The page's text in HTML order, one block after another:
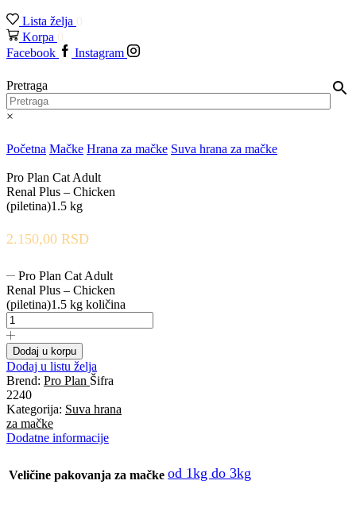
Lista želja 0
Korpa 0
Facebook
Instagram
Pretraga
×
Početna Mačke Hrana za mačke Suva hrana za mačke
Pro Plan Cat Adult
Renal Plus – Chicken
(piletina)1.5 kg
2.150,00 RSD
Pro Plan Cat Adult
Renal Plus – Chicken
(piletina)1.5 kg količina
Dodaj u korpu
Dodaj u listu želja
Brend: Pro Plan Šifra
2240
Kategorija: Suva hrana
za mačke
Dodatne informacije
Veličine pakovanja za mačke od 1kg do 3kg